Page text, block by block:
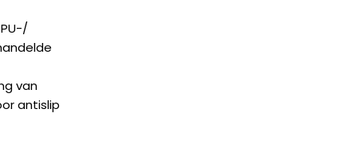
van
antislip